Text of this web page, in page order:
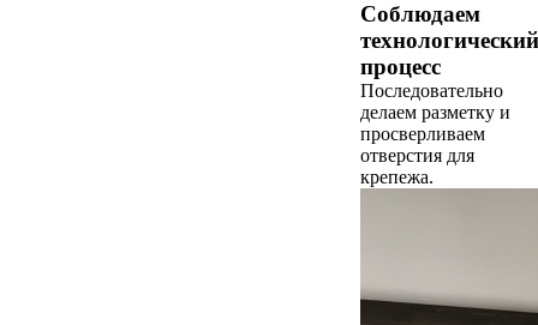
Соблюдаем
технологический
процесс
Последовательно
делаем разметку и
просверливаем
отверстия для
крепежа.